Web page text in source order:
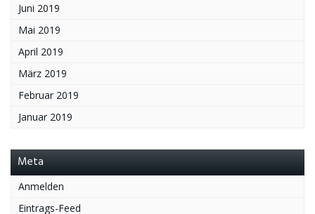
Juni 2019
Mai 2019
April 2019
März 2019
Februar 2019
Januar 2019
Meta
Anmelden
Eintrags-Feed